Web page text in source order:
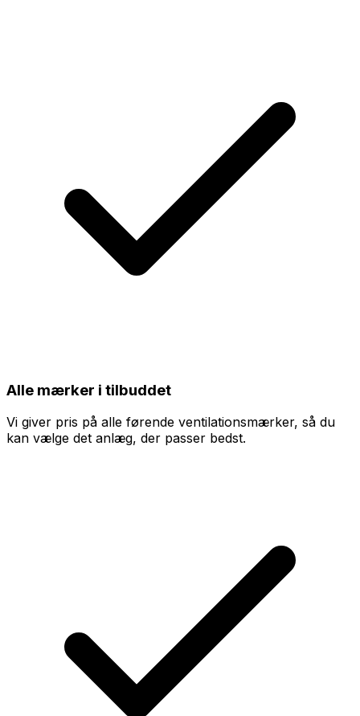
Alle mærker i tilbuddet
Vi giver pris på alle førende ventilationsmærker, så du
kan vælge det anlæg, der passer bedst.